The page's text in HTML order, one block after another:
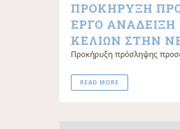
ΠΡΟΚΗΡΥΞΗ
ΕΡΓΟ
ΚΕΛΙΩΝ ΣΤΗΝ
Προκήρυξη πρόσληψης
READ MORE